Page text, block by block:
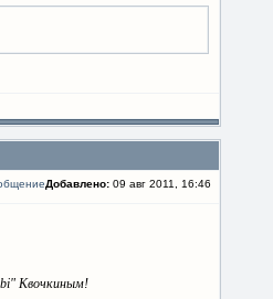
Добавлено: 09 авг 2011, 16:46
Квочкиным!